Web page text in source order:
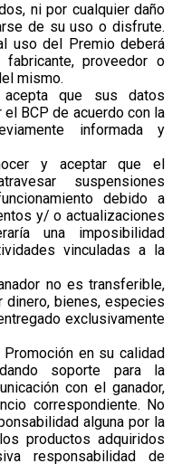
ni por cualquier daño
de su uso o disfrute.
uso del Premio deberá
proveedor o
mismo.
que sus datos
BCP de acuerdo con la
informada y
y aceptar que el
suspensiones
debido a
y/ o actualizaciones
una imposibilidad
vinculadas a la
no es transferible,
dinero, bienes, especies
exclusivamente
en su calidad
soporte para la
con el ganador,
correspondiente. No
alguna por la
productos adquiridos
responsabilidad de